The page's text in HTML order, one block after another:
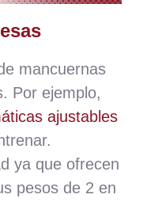
mancuernas
Por ejemplo,
ajustables
ya que ofrecen
pesos de 2 en